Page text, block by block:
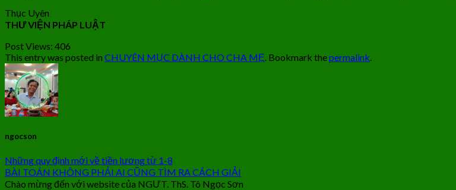
Thục Uyên
THƯ VIỆN PHÁP LUẬT
Post Views: 406
This entry was posted in CHUYÊN MỤC DÀNH CHO CHA MẸ. Bookmark thepermalink.
ngocson
Những quy định mới về tiền lương từ 1-8
BÀI TOÁN KHÔNG PHẢI AI CŨNG TÌM RA CÁCH GIẢI
Chào mừng đến với website của NGƯT. ThS. Tô Ngọc Sơn